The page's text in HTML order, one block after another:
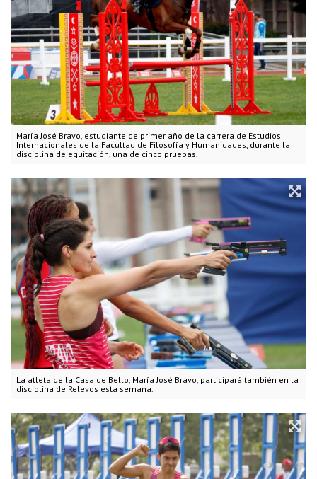
María José Bravo, estudiante de primer año de la carrera de Estudios
Internacionales de la Facultad de Filosofía y Humanidades, durante la
disciplina de equitación, una de cinco pruebas.
La atleta de la Casa de Bello, María José Bravo, participará también en la
disciplina de Relevos esta semana.